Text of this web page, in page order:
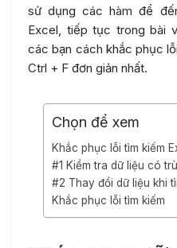
sử dụng các hàm để
Excel, tiếp tục trong bài
các bạn cách khắc phục
Ctrl + F đơn giản nhất.
Chọn để xem
Khắc phục lỗi tìm kiếm
#1 Kiểm tra dữ liệu có
#2 Thay đổi dữ liệu khi
Khắc phục lỗi tìm kiếm